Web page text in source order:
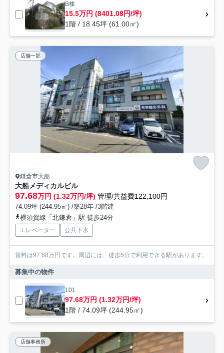
B棟
15.5万円 (8401.08円/坪)
1階 / 18.45坪 (61.00㎡)
店舗一部
鎌倉市大船
大船メディカルビル
97.68万円 (1.32万円/坪) 管理/共益費122,100円
74.09坪 (244.95㎡) /築28年 /3階建
横須賀線「北鎌倉」駅 徒歩24分
エレベーター 公共下水
賃料は97.68万円です。周辺には、徒歩5分で利用できる駅があります。
募集中の物件
101
97.68万円 (1.32万円/坪)
1階 / 74.09坪 (244.95㎡)
店舗事務所